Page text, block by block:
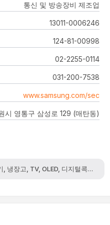
통신 및 방송장비 제조업
13011-0006246
124-81-00998
02-2255-0114
031-200-7538
www.samsung.com/sec
시 영통구 삼성로 129 (매탄동)
장고, TV, OLED, 디지털콕핏, 카